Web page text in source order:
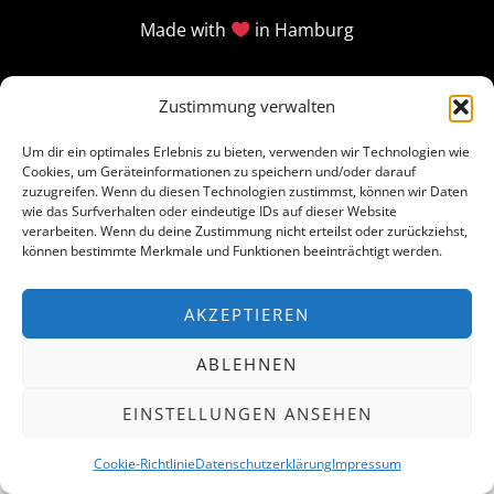
Zustimmung verwalten
Um dir ein optimales Erlebnis zu bieten, verwenden wir Technologien wie
Cookies, um Geräteinformationen zu speichern und/oder darauf
zuzugreifen. Wenn du diesen Technologien zustimmst, können wir Daten
wie das Surfverhalten oder eindeutige IDs auf dieser Website
verarbeiten. Wenn du deine Zustimmung nicht erteilst oder zurückziehst,
können bestimmte Merkmale und Funktionen beeinträchtigt werden.
AKZEPTIEREN
ABLEHNEN
EINSTELLUNGEN ANSEHEN
Cookie-RichtlinieDatenschutzerklärungImpressum
Made with in Hamburg